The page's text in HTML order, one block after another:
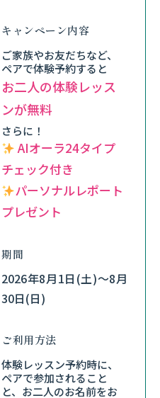
キャンペーン内容
ご家族やお友だちなど、
ペアで体験予約すると
お二人の体験レッス
ンが無料
さらに！
AIオーラ24タイプ
チェック付き
パーソナルレポート
プレゼント
期間
2026年8月1日(土)～8月
30日(日)
ご利用方法
体験レッスン予約時に、
ペアで参加されること
と、お二人のお名前をお